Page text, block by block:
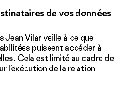
de vos données
Jean Vilar veille à ce que
puissent accéder à
Cela est limité au cadre de
l’exécution de la relation